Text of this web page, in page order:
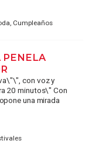
Cumpleaños
PENELA
con voz y
20 minutos\" Con
una mirada